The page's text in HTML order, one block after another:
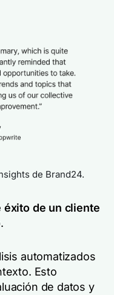
de Brand24.
éxito de un cliente
.
automatizados
Esto
de datos y